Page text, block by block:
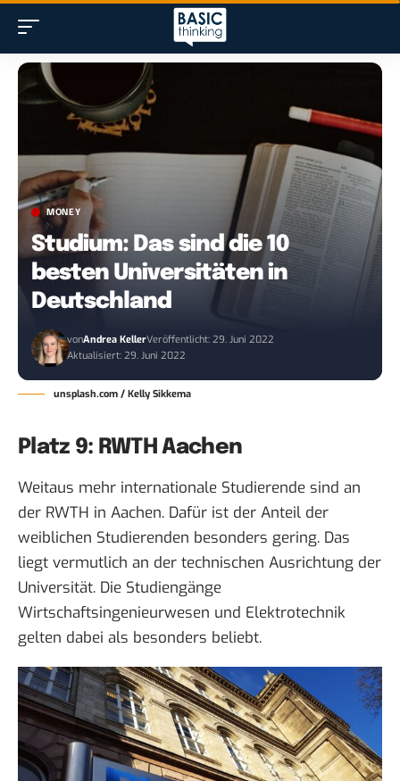
MONEY
Studium: Das sind die 10
besten Universitäten in
Deutschland
vonAndrea KellerVeröffentlicht: 29. Juni 2022
Aktualisiert: 29. Juni 2022
unsplash.com / Kelly Sikkema
Platz 9: RWTH Aachen
Weitaus mehr internationale Studierende sind an
der RWTH in Aachen. Dafür ist der Anteil der
weiblichen Studierenden besonders gering. Das
liegt vermutlich an der technischen Ausrichtung der
Universität. Die Studiengänge
Wirtschaftsingenieurwesen und Elektrotechnik
gelten dabei als besonders beliebt.